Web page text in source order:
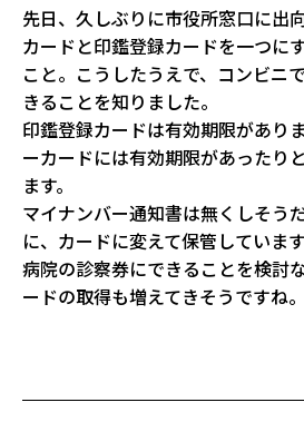
先日、久しぶりに市役所窓口に出
カードと印鑑登録カードを一つに
こと。こうしたうえで、コンビニ
きることを知りました。
印鑑登録カードは有効期限があり
ーカードには有効期限があったり
ます。
マイナンバー通知書は無くしそう
に、カードに変えて保管しています
病院の診察券にできることを検討
ードの取得も増えてきそうですね。